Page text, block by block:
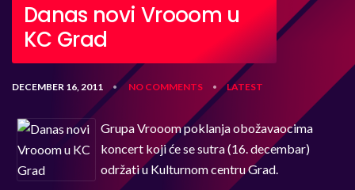
Danas novi Vrooom u
KC Grad
DECEMBER 16, 2011 • NO COMMENTS • LATEST
Grupa Vrooom poklanja obožavaocima
koncert koji će se sutra (16. decembar)
održati u Kulturnom centru Grad.